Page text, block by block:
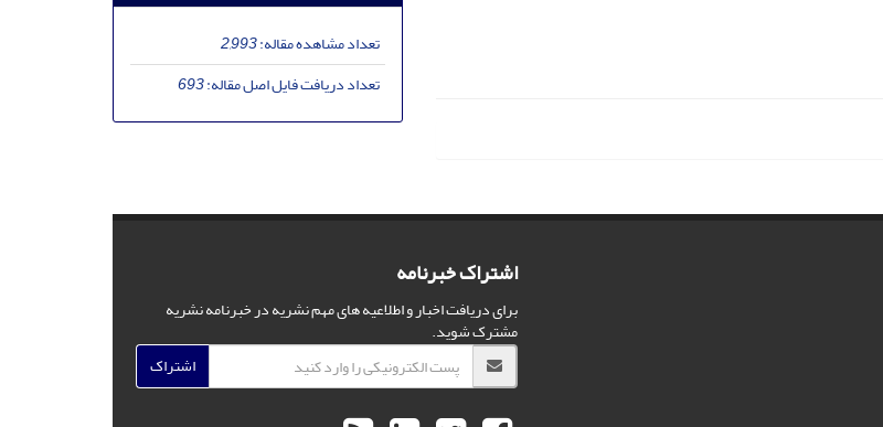
تعداد مشاهده مقاله:2,993
تعداد دریافت فایل اصل مقاله:693
اشتراک خبرنامه
برای دریافت اخبار و اطلاعیه های مهم نشریه در خبرنامه نشریه
مشترک شوید.
اشتراک